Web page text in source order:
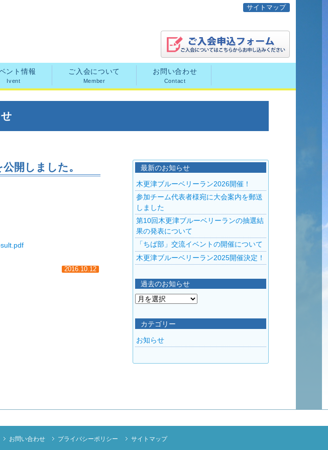
サイトマップ
ント情報
Ivent
ご入会について
Member
お問い合わせ
Contact
開しました。
2016.10.12
最新のお知らせ
木更津ブルーベリーラン2026開催！
参加チーム代表者様宛に大会案内を郵送
しました
第10回木更津ブルーベリーランの抽選結
果の発表について
「ちば部」交流イベントの開催について
木更津ブルーベリーラン2025開催決定！
過去のお知らせ
過
の
お
知
せ
カテゴリー
お知らせ
お問い合わせ プライバシーポリシー サイトマップ